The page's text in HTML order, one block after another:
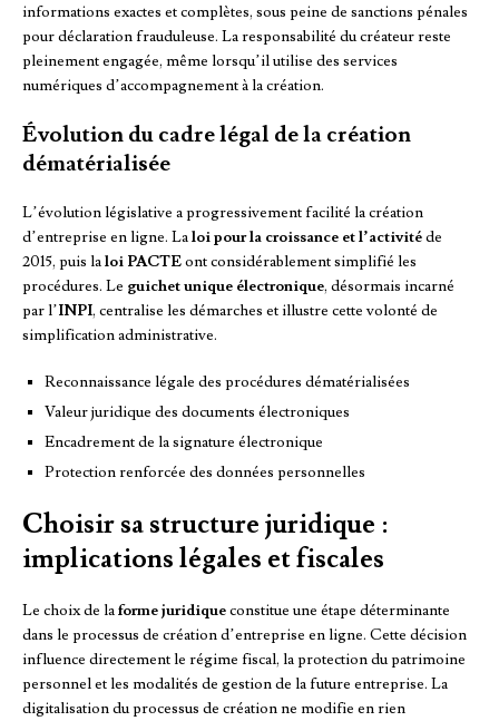
informations exactes et complètes, sous peine de sanctions pénales
pour déclaration frauduleuse. La responsabilité du créateur reste
pleinement engagée, même lorsqu’il utilise des services
numériques d’accompagnement à la création.
Évolution du cadre légal de la création
dématérialisée
L’évolution législative a progressivement facilité la création
d’entreprise en ligne. Laloi pour la croissance et l’activitéde
2015, puis laloi PACTEont considérablement simplifié les
procédures. Le guichet unique électronique, désormais incarné
par l’INPI, centralise les démarches et illustre cette volonté de
simplification administrative.
Reconnaissance légale des procédures dématérialisées
Valeur juridique des documents électroniques
Encadrement de la signature électronique
Protection renforcée des données personnelles
Choisir sa structure juridique :
implications légales et fiscales
Le choix de laforme juridiqueconstitue une étape déterminante
dans le processus de création d’entreprise en ligne. Cette décision
influence directement le régime fiscal, la protection du patrimoine
personnel et les modalités de gestion de la future entreprise. La
digitalisation du processus de création ne modifie en rien